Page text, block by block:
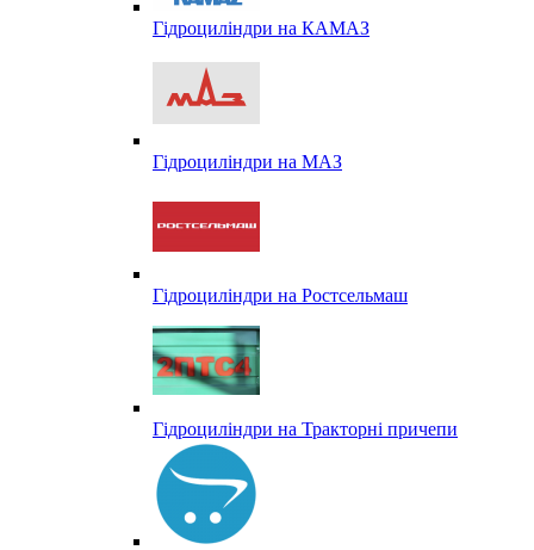
Гідроциліндри на КАМАЗ
Гідроциліндри на МАЗ
Гідроциліндри на Ростсельмаш
Гідроциліндри на Тракторні причепи